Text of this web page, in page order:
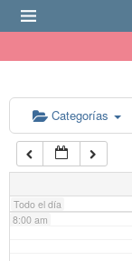
Categorías
Todo el día
6:00 am
7:00 am
8:00 am